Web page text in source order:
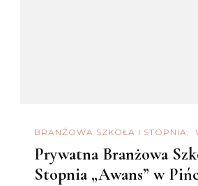
BRANŻOWA SZKOŁA I STOPNIA
Prywatna Branżowa
Stopnia „Awans” w